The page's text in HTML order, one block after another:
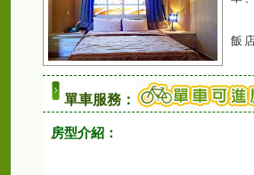
飯
單車服務：
房型介紹：